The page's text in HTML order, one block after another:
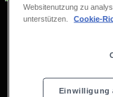
Verschenken Sie
Websitenutzung zu
unterstützen.
Cookie-
Einwilligung